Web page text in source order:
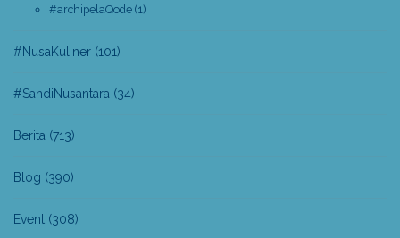
#archipelaQode (1)
#NusaKuliner (101)
#SandiNusantara (34)
Berita (713)
Blog (390)
Event (308)